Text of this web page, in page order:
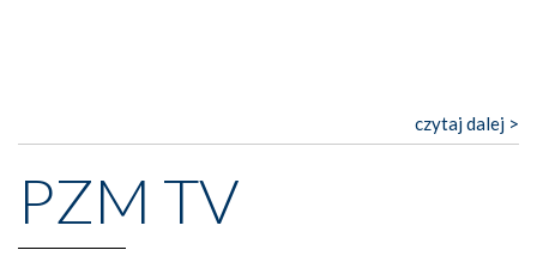
czytaj dalej >
PZM TV